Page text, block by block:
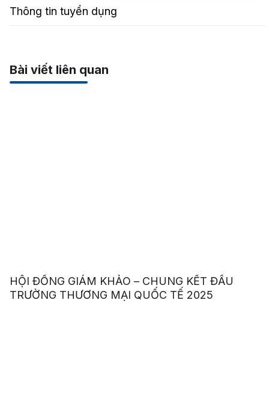
Thông tin tuyển dụng
Bài viết liên quan
HỘI ĐỒNG GIÁM KHẢO – CHUNG KẾT ĐẤU
TRƯỜNG THƯƠNG MẠI QUỐC TẾ 2025